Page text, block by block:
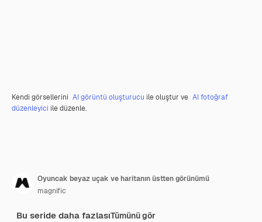
Kendi görsellerini AI görüntü oluşturucu ile oluştur ve AI fotoğraf
düzenleyici ile düzenle.
Oyuncak beyaz uçak ve haritanın üstten görünümü
magnific
Bu seride daha fazlasıTümünü gör